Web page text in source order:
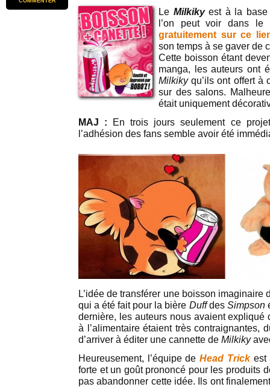
Le Milkikyest à la base
l’on peut voir dans
gratuitement sur ce
son temps à se gaver de
Cette boisson étant
manga, les auteurs ont
Milkikyqu’ils ont offert à
sur des salons.
était uniquement
MAJ : En trois jours seulement ce
l’adhésion des fans semble avoir été
L’idée de transférer une boisson imaginaire
qui a été fait pour la bière Duffdes Simpson
dernière, les auteurs nous avaient expliqué
à l’alimentaire étaient très contraignantes,
d’arriver à éditer une cannette de Milkiky
Heureusement, l’équipe deHead Trickest
forte et un goût prononcé pour les produits
pas abandonner cette idée. Ils ont